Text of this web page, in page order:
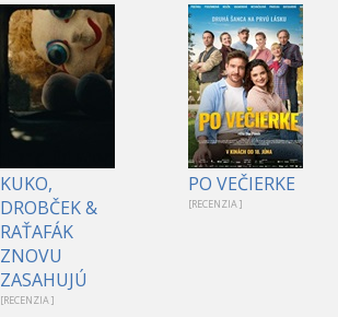
KUKO,
DROBČEK &
RAŤAFÁK
ZNOVU
ZASAHUJÚ
[RECENZIA ]
PO VEČIERKE
[RECENZIA ]